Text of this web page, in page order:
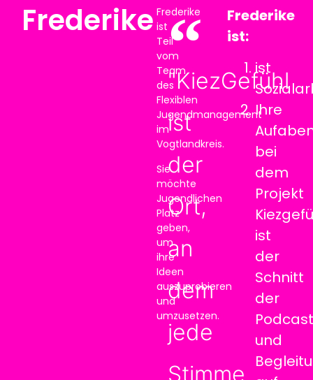
Frederike Frederike
ist
Teil
vom
Team
des
Flexiblen
Jugendmanagement
im
Vogtlandkreis.
Sie
möchte
Jugendlichen
Platz
geben,
um
ihre
Ideen
auszuprobieren
und
umzusetzen.
"KiezGefühl
ist
der
Ort,
an
dem
jede
Stimme
Frederike
ist:
ist
Ihre
bei
dem
Projekt
ist
der
Schnitt
der
und